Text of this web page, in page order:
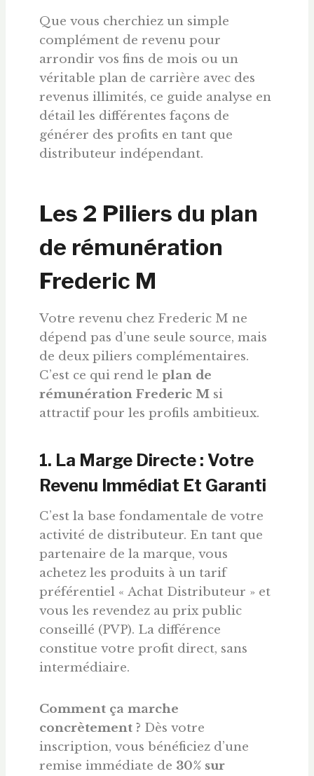
Que vous cherchiez un simple
complément de revenu pour
arrondir vos fins de mois ou un
véritable plan de carrière avec des
revenus illimités, ce guide analyse en
détail les différentes façons de
générer des profits en tant que
distributeur indépendant.
Les 2 Piliers du plan
de rémunération
Frederic M
Votre revenu chez Frederic M ne
dépend pas d’une seule source, mais
de deux piliers complémentaires.
C’est ce qui rend le plan de
rémunération Frederic M si
attractif pour les profils ambitieux.
1. La Marge Directe : Votre
Revenu Immédiat Et Garanti
C’est la base fondamentale de votre
activité de distributeur. En tant que
partenaire de la marque, vous
achetez les produits à un tarif
préférentiel « Achat Distributeur » et
vous les revendez au prix public
conseillé (PVP). La différence
constitue votre profit direct, sans
intermédiaire.
Comment ça marche
concrètement ? Dès votre
inscription, vous bénéficiez d’une
remise immédiate de 30% sur